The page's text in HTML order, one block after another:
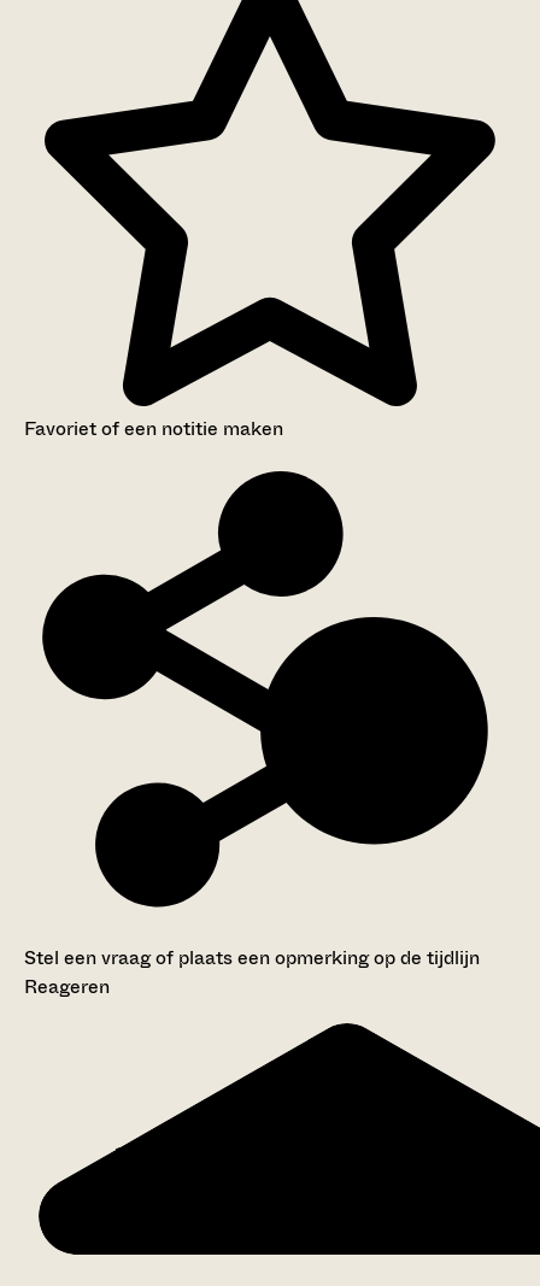
Favoriet of een notitie maken
Stel een vraag of plaats een opmerking op de tijdlijn
Reageren